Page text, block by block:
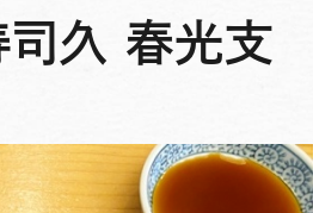
司久 春光支